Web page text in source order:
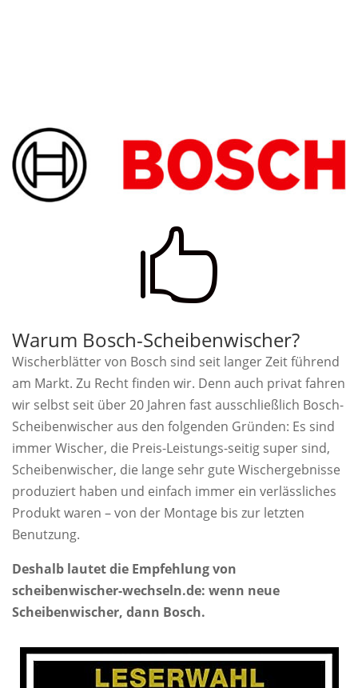

Warum Bosch-Scheibenwischer?
Wischerblätter von Bosch sind seit langer Zeit führend
am Markt. Zu Recht finden wir. Denn auch privat fahren
wir selbst seit über 20 Jahren fast ausschließlich Bosch-
Scheibenwischer aus den folgenden Gründen: Es sind
immer Wischer, die Preis-Leistungs-seitig super sind,
Scheibenwischer, die lange sehr gute Wischergebnisse
produziert haben und einfach immer ein verlässliches
Produkt waren – von der Montage bis zur letzten
Benutzung.
Deshalb lautet die Empfehlung von
scheibenwischer-wechseln.de: wenn neue
Scheibenwischer, dann Bosch.